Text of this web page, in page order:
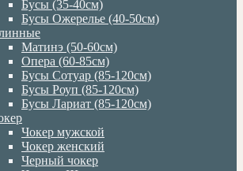
Бусы (35-40см)
Бусы Ожерелье (40-50см)
Матинэ (50-60см)
Опера (60-85см)
Бусы Сотуар (85-120см)
Бусы Роуп (85-120см)
Бусы Лариат (85-120см)
Чокер мужской
Чокер женский
Черный чокер